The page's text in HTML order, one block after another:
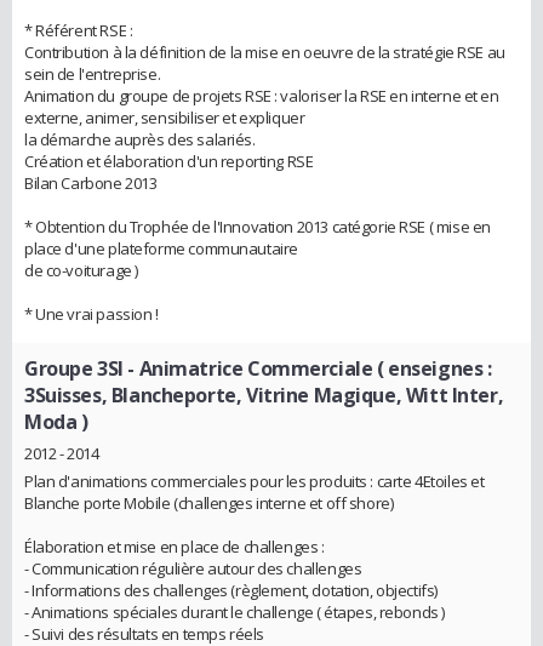
* Référent RSE :
Contribution à la définition de la mise en oeuvre de la stratégie RSE au
sein de l'entreprise.
Animation du groupe de projets RSE : valoriser la RSE en interne et en
externe, animer, sensibiliser et expliquer
la démarche auprès des salariés.
Création et élaboration d'un reporting RSE
Bilan Carbone 2013
* Obtention du Trophée de l'Innovation 2013 catégorie RSE ( mise en
place d'une plateforme communautaire
de co-voiturage )
* Une vrai passion !
Groupe 3SI - Animatrice Commerciale ( enseignes :
3Suisses, Blancheporte, Vitrine Magique, Witt Inter,
Moda )
2012 - 2014
Plan d'animations commerciales pour les produits : carte 4Etoiles et
Blanche porte Mobile (challenges interne et off shore)
Élaboration et mise en place de challenges :
- Communication régulière autour des challenges
- Informations des challenges (règlement, dotation, objectifs)
- Animations spéciales durant le challenge ( étapes, rebonds )
- Suivi des résultats en temps réels